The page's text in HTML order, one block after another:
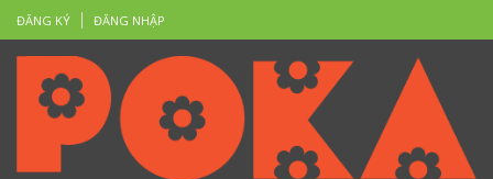
ĐĂNG KÝ ĐĂNG NHẬP